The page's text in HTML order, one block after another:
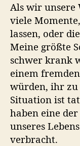
Als wir unsere
viele
lassen, oder
Meine größte
schwer krank
einem
würden, ihr zu
Situation ist
haben eine
unseres
verbracht.